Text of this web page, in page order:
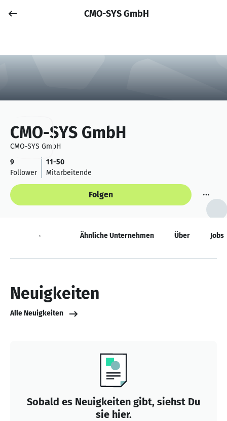
Anmelden
CMO-SYS GmbH
CMO-SYS GmbH
CMO-SYS GmbH
9
Follower
11-50
Mitarbeitende
Folgen
Neuigkeiten Ähnliche Unternehmen Über Jobs
Neuigkeiten
Alle Neuigkeiten
Sobald es Neuigkeiten gibt, siehst Du
sie hier.